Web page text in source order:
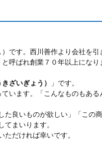
です。西川善作より会社を引
と呼ばれ創業７０年以上になり
ざいぎょう）
」です。
います。「こんなものもある
た良いものが欲しい」「この
まいります。
だければ幸いです。